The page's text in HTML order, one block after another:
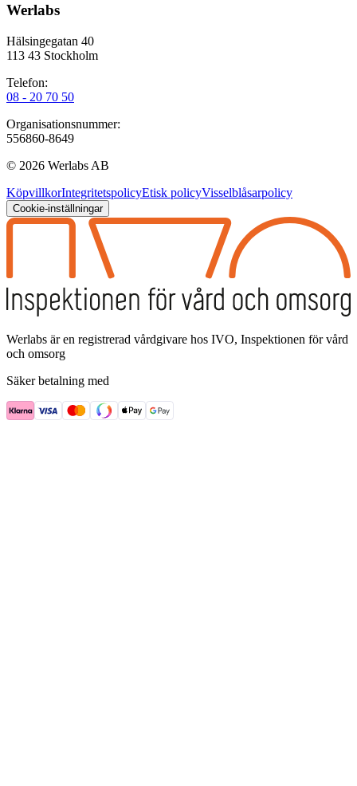
Werlabs
Hälsingegatan 40
113 43 Stockholm
Telefon:
08 - 20 70 50
Organisationsnummer:
556860-8649
© 2026 Werlabs AB
KöpvillkorIntegritetspolicyEtisk policyVisselblåsarpolicy
Cookie-inställningar
Werlabs är en registrerad vårdgivare hos IVO, Inspektionen för vård
och omsorg
Säker betalning med